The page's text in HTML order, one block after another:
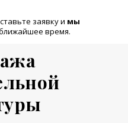
заявку и мы
время.